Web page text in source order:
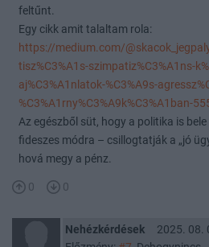
feltűnt.
Egy cikk amit talaltam rola:
https://medium.com/
tisz%C3%A1s-szimpatiz%C3%A1ns-
aj%C3%A1nlatok-%C3%A9s-
%C3%A1rny%C3%A9k%C3%A1ban-
Az egészből süt, hogy a politika is
fideszes módra – csillogtatják a „jó
hová megy a pénz.
0 0
Nehézkérdések
2025. 08.